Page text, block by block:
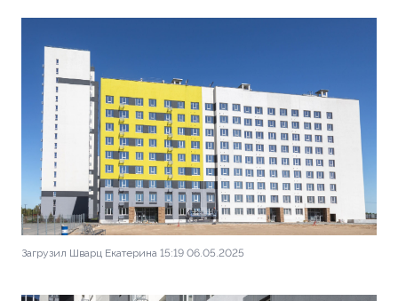
Загрузил Шварц Екатерина 15:19 06.05.2025